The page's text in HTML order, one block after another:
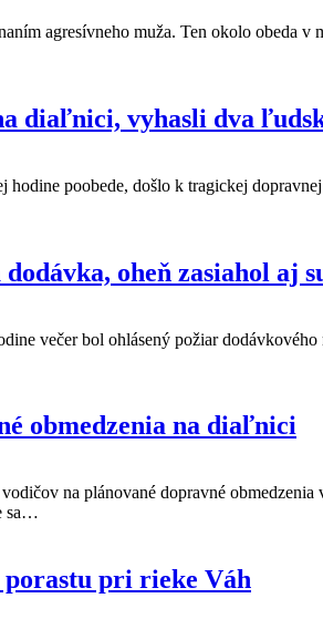
agresívneho muža. Ten okolo
diaľnici, vyhasli dva
hodine poobede, došlo k tragickej
oheň zasiahol aj
večer bol ohlásený požiar
obmedzenia na diaľnici
na plánované dopravné
sa…
pri rieke Váh